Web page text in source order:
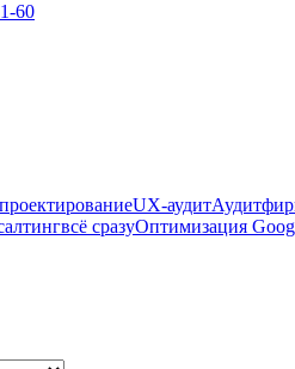
60
проектированиеUX-аудитАудит
всё сразуОптимизация